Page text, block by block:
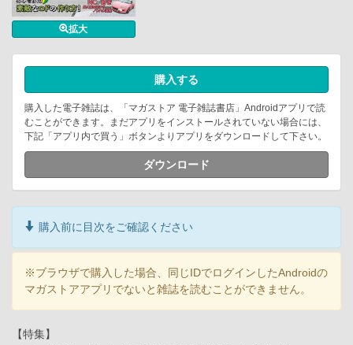
拡大
購入する
購入した電子雑誌は、「マガストア 電子雑誌書店」Androidアプリで読
むことができます。まだアプリをインストールされていない場合には、
下記「アプリ内で買う」ボタンよりアプリをダウンロードして下さい。
ダウンロード
購入前に目次をご確認ください
※ブラウザで購入した場合、同じIDでログインしたAndroidの
マガストアアプリでないと雑誌を読むことができません。
【特集】